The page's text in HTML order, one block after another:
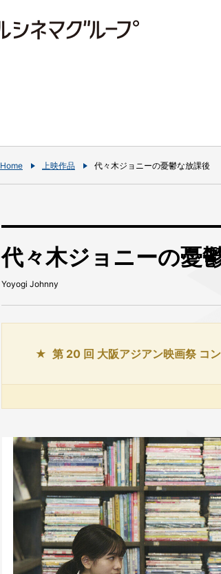
Home 上映作品 代々木ジョニーの憂鬱な放課後
代々木ジョニーの憂
Yoyogi Johnny
第 20 回 大阪アジアン映画祭 コ